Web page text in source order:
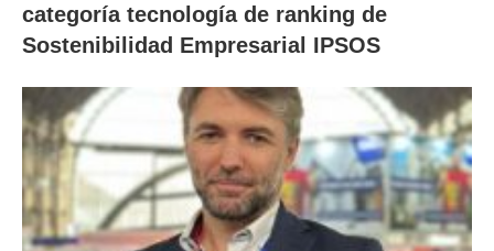
categoría tecnología de ranking de
Sostenibilidad Empresarial IPSOS